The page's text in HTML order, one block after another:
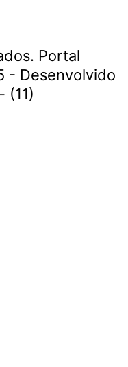
Portal
- Desenvolvido
(11)